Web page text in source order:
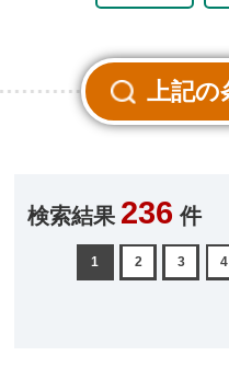
検索結果 236 件
1 2 3 4